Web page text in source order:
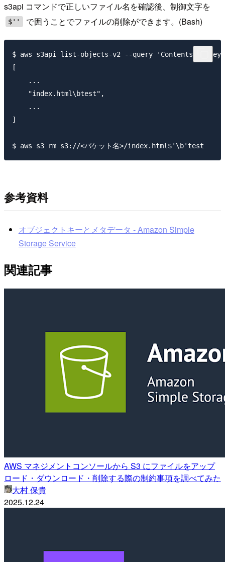
s3api コマンドで正しいファイル名を確認後、制御文字を
$'' で囲うことでファイルの削除ができます。(Bash)
$ aws s3api list-objects-v2 --query 'Contents[*].Key'
[
    ...
    "index.html\btest",
    ...
]
参考資料
オブジェクトキーとメタデータ - Amazon Simple
Storage Service
関連記事
AWS マネジメントコンソールから S3 にファイルをアップ
ロード・ダウンロード・削除する際の制約事項を調べてみた
大村 保貴
2025.12.24